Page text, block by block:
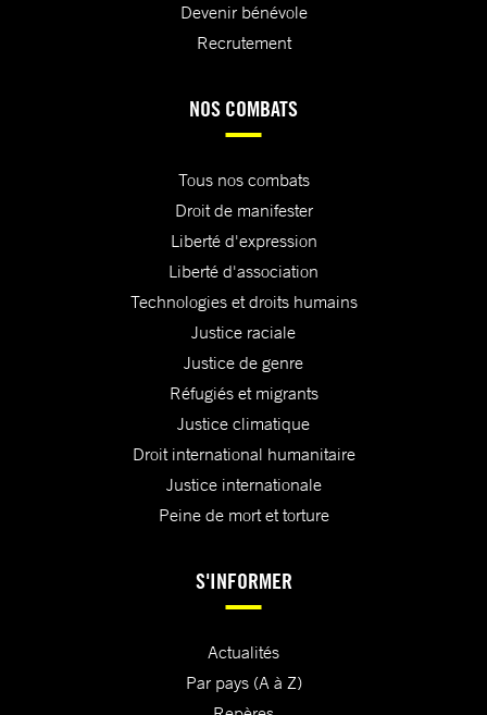
Devenir bénévole
Recrutement
NOS COMBATS
Tous nos combats
Droit de manifester
Liberté d'expression
Liberté d'association
Technologies et droits humains
Justice raciale
Justice de genre
Réfugiés et migrants
Justice climatique
Droit international humanitaire
Justice internationale
Peine de mort et torture
S'INFORMER
Actualités
Par pays (A à Z)